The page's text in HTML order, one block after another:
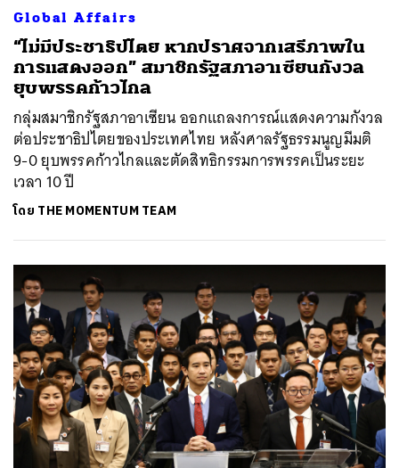
Global Affairs
“ไม่มีประชาธิปไตย หากปราศจากเสรีภาพใน
การแสดงออก” สมาชิกรัฐสภาอาเซียนกังวล
ยุบพรรคก้าวไกล
กลุ่มสมาชิกรัฐสภาอาเซียน ออกแถลงการณ์แสดงความกังวล
ต่อประชาธิปไตยของประเทศไทย หลังศาลรัฐธรรมนูญมีมติ
9-0 ยุบพรรคก้าวไกลและตัดสิทธิกรรมการพรรคเป็นระยะ
เวลา 10 ปี
โดย THE MOMENTUM TEAM